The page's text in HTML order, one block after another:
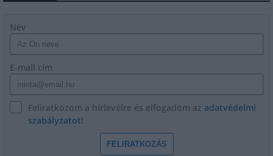
Név
E-mail cím
Feliratkozom a hírlevélre és elfogadom az adatvédelmi
szabályzatot!
FELIRATKOZÁS